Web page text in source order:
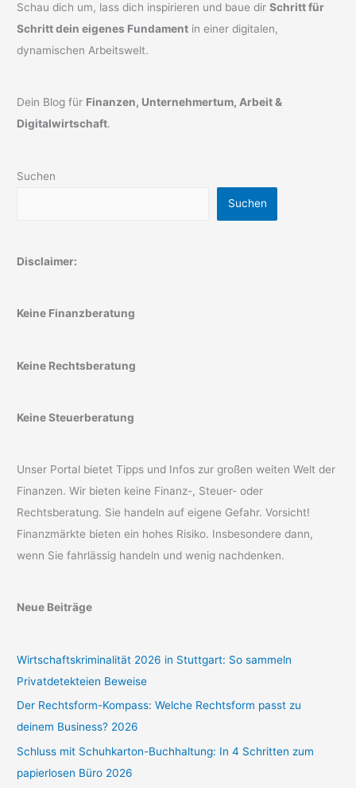
Schau dich um, lass dich inspirieren und baue dirSchritt für
Schritt dein eigenes Fundament in einer digitalen,
dynamischen Arbeitswelt.
Dein Blog für Finanzen, Unternehmertum, Arbeit &
Digitalwirtschaft.
Suchen
Suchen
Disclaimer:
Keine Finanzberatung
Keine Rechtsberatung
Keine Steuerberatung
Unser Portal bietet Tipps und Infos zur großen weiten Welt der
Finanzen. Wir bieten keine Finanz-, Steuer- oder
Rechtsberatung. Sie handeln auf eigene Gefahr. Vorsicht!
Finanzmärkte bieten ein hohes Risiko. Insbesondere dann,
wenn Sie fahrlässig handeln und wenig nachdenken.
Neue Beiträge
Wirtschaftskriminalität 2026 in Stuttgart: So sammeln
Privatdetekteien Beweise
Der Rechtsform-Kompass: Welche Rechtsform passt zu
deinem Business? 2026
Schluss mit Schuhkarton-Buchhaltung: In 4 Schritten zum
papierlosen Büro 2026